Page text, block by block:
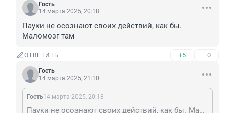
Гость
14 марта 2025, 20:18
Пауки не осознают своих действий, как бы.
Маломозг там
ОТВЕТИТЬ +5 –0
Гость
14 марта 2025, 21:10
Гость14 марта 2025, 20:18
Пауки не осознают своих действий, как бы. Маломозг там